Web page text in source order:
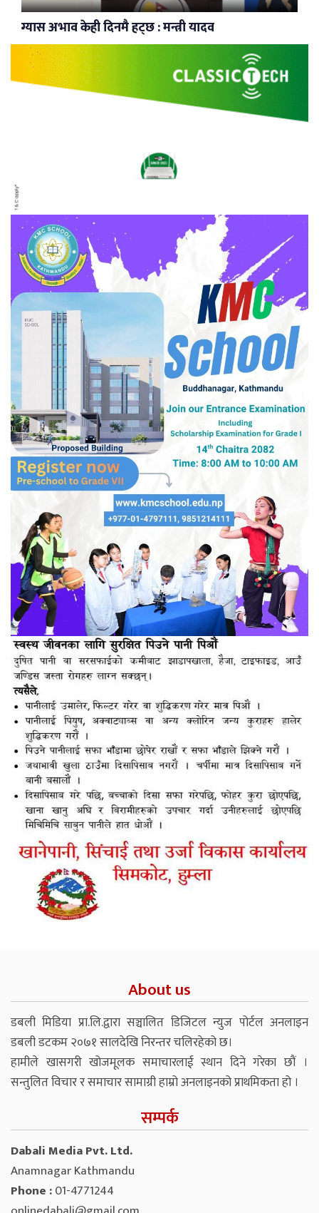
ग्यास अभाव केही दिनमै हट्छ : मन्त्री यादव
About us
डबली मिडिया प्रा.लि.द्वारा सञ्चालित डिजिटल न्युज पोर्टल अनलाइन
डबली डटकम २०७१ सालदेखि निरन्तर चलिरहेको छ।
हामीले खासगरी खोजमूलक समाचारलाई स्थान दिने गरेका छौं ।
सन्तुलित विचार र समाचार सामाग्री हाम्रो अनलाइनको प्राथमिकता हो ।
सम्पर्क
Dabali Media Pvt. Ltd.
Anamnagar Kathmandu
Phone :01-4771244